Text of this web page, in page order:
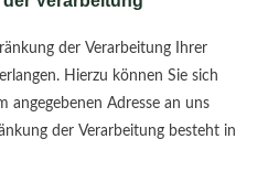
der Verarbeitung Ihrer
Hierzu können Sie sich
angegebenen Adresse an uns
der Verarbeitung besteht in